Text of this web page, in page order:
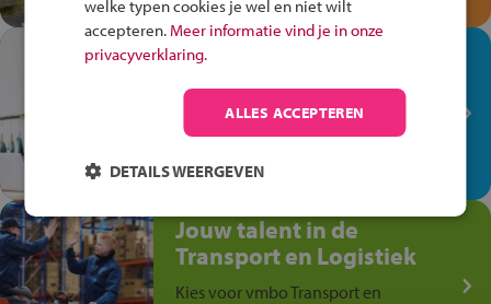
In de winkel ben je op je
plek!
Ontdek via het vmbo jouw talent
op de winkelvloer, waar elke dag
anders is!
Jouw talent in de
Transport en Logistiek
Kies voor vmbo Transport en
welke typen cookies je wel en niet wilt
accepteren. Meer informatie vind je in onze
privacyverklaring.
ALLES ACCEPTEREN
DETAILS WEERGEVEN